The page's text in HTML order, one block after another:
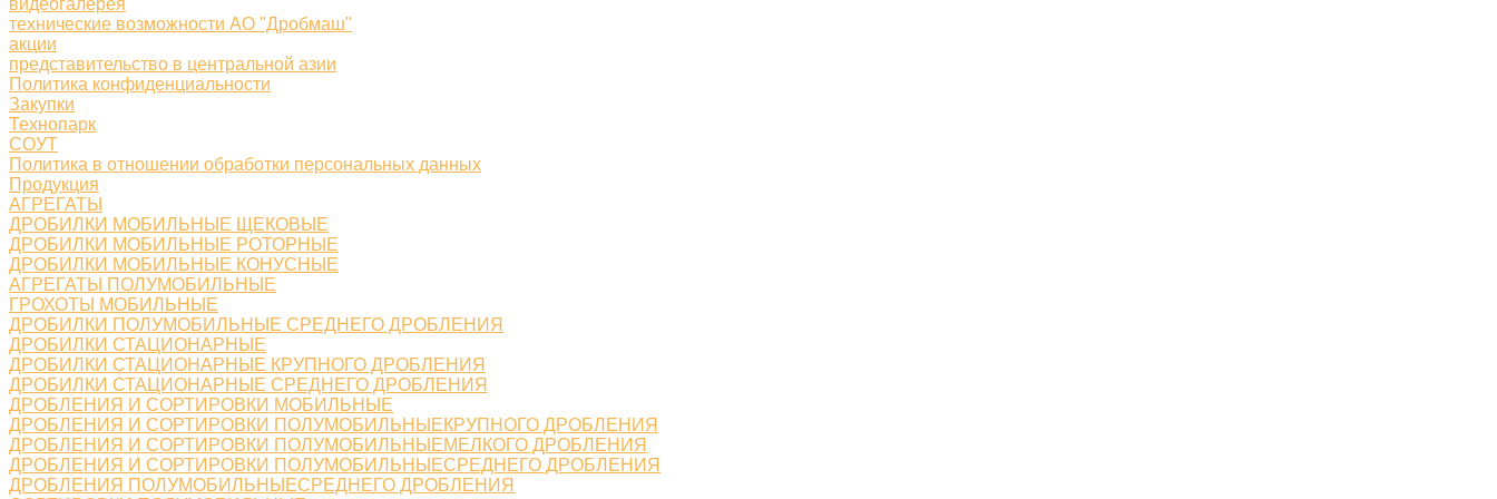
видеогалерея
технические возможности АО "Дробмаш"
акции
представительство в центральной азии
Политика конфиденциальности
Закупки
Технопарк
СОУТ
Политика в отношении обработки персональных данных
Продукция
АГРЕГАТЫ
ДРОБИЛКИ МОБИЛЬНЫЕ ЩЕКОВЫЕ
ДРОБИЛКИ МОБИЛЬНЫЕ РОТОРНЫЕ
ДРОБИЛКИ МОБИЛЬНЫЕ КОНУСНЫЕ
АГРЕГАТЫ ПОЛУМОБИЛЬНЫЕ
ГРОХОТЫ МОБИЛЬНЫЕ
ДРОБИЛКИ ПОЛУМОБИЛЬНЫЕ СРЕДНЕГО ДРОБЛЕНИЯ
ДРОБИЛКИ СТАЦИОНАРНЫЕ
ДРОБИЛКИ СТАЦИОНАРНЫЕ КРУПНОГО ДРОБЛЕНИЯ
ДРОБИЛКИ СТАЦИОНАРНЫЕ СРЕДНЕГО ДРОБЛЕНИЯ
ДРОБЛЕНИЯ И СОРТИРОВКИ МОБИЛЬНЫЕ
ДРОБЛЕНИЯ И СОРТИРОВКИ ПОЛУМОБИЛЬНЫЕКРУПНОГО ДРОБЛЕНИЯ
ДРОБЛЕНИЯ И СОРТИРОВКИ ПОЛУМОБИЛЬНЫЕМЕЛКОГО ДРОБЛЕНИЯ
ДРОБЛЕНИЯ И СОРТИРОВКИ ПОЛУМОБИЛЬНЫЕСРЕДНЕГО ДРОБЛЕНИЯ
ДРОБЛЕНИЯ ПОЛУМОБИЛЬНЫЕСРЕДНЕГО ДРОБЛЕНИЯ